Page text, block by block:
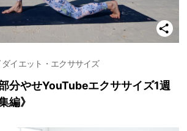
イエット・エクササイズ
分やせYouTubeエクササイズ1週
編》